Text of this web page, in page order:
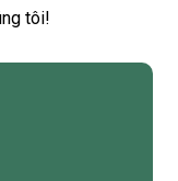
tôi!